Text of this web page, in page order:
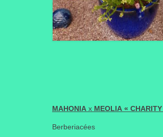
MAHONIA x MEOLIA « CHARITY
Berberiacées